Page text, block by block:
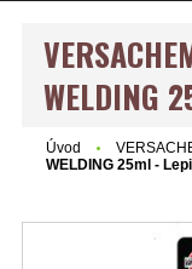
WELDING
Úvod
WELDING 25ml -